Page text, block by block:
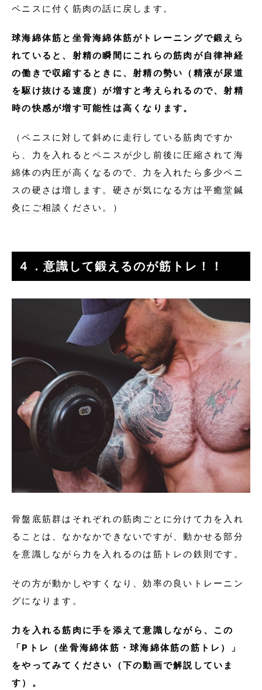
ペニスに付く筋肉の話に戻します。
球海綿体筋と坐骨海綿体筋がトレーニングで鍛えら
れていると、射精の瞬間にこれらの筋肉が自律神経
の働きで収縮するときに、射精の勢い（精液が尿道
を駆け抜ける速度）が増すと考えられるので、射精
時の快感が増す可能性は高くなります。
（ペニスに対して斜めに走行している筋肉ですか
ら、力を入れるとペニスが少し前後に圧縮されて海
綿体の内圧が高くなるので、力を入れたら多少ペニ
スの硬さは増します。硬さが気になる方は平癒堂鍼
灸にご相談 ください。）
４．意識して鍛えるのが筋トレ！！
骨盤底筋群はそれぞれの筋肉ごとに分けて力を入れ
ることは、なかなかできないですが、動かせる部分
を意識しながら力を入れるのは筋トレの鉄則です。
その方が動かしやすくなり、効率の良いトレーニン
グになります。
力を入れる筋肉に手を添えて意識しながら、この
「Pトレ（坐骨海綿体筋・球海綿体筋の筋トレ）」
をやってみてください（下の動画で解説していま
す）。